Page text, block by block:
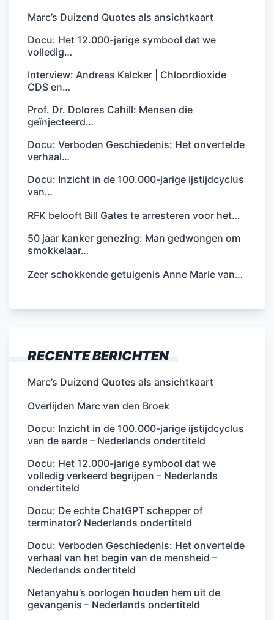
Marc’s Duizend Quotes als ansichtkaart
Docu: Het 12.000-jarige symbool dat we
volledig…
Interview: Andreas Kalcker | Chloordioxide
CDS en…
Prof. Dr. Dolores Cahill: Mensen die
geïnjecteerd…
Docu: Verboden Geschiedenis: Het onvertelde
verhaal…
Docu: Inzicht in de 100.000-jarige ijstijdcyclus
van…
RFK belooft Bill Gates te arresteren voor het…
50 jaar kanker genezing: Man gedwongen om
smokkelaar…
Zeer schokkende getuigenis Anne Marie van…
RECENTE BERICHTEN
Marc’s Duizend Quotes als ansichtkaart
Overlijden Marc van den Broek
Docu: Inzicht in de 100.000-jarige ijstijdcyclus
van de aarde – Nederlands ondertiteld
Docu: Het 12.000-jarige symbool dat we
volledig verkeerd begrijpen – Nederlands
ondertiteld
Docu: De echte ChatGPT schepper of
terminator? Nederlands ondertiteld
Docu: Verboden Geschiedenis: Het onvertelde
verhaal van het begin van de mensheid –
Nederlands ondertiteld
Netanyahu’s oorlogen houden hem uit de
gevangenis – Nederlands ondertiteld